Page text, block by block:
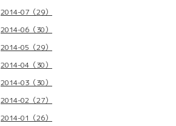
2014-07（29）
2014-06（30）
2014-05（29）
2014-04（30）
2014-03（30）
2014-02（27）
2014-01（26）